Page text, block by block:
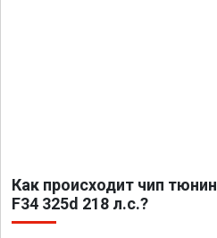
Как происходит чип
F34 325d 218 л.с.?